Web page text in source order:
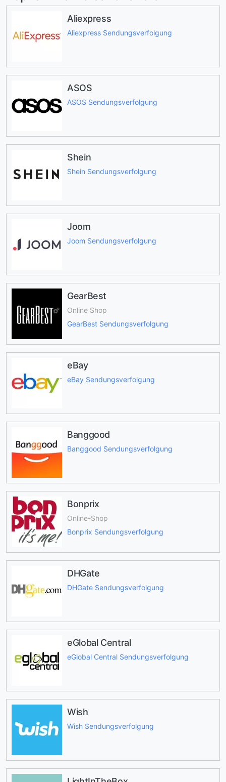
Aliexpress
Aliexpress Sendungsverfolgung
ASOS
ASOS Sendungsverfolgung
Shein
Shein Sendungsverfolgung
Joom
Joom Sendungsverfolgung
GearBest
Online Shop
GearBest Sendungsverfolgung
eBay
eBay Sendungsverfolgung
Banggood
Banggood Sendungsverfolgung
Bonprix
Online-Shop
Bonprix Sendungsverfolgung
DHGate
DHGate Sendungsverfolgung
eGlobal Central
eGlobal Central Sendungsverfolgung
Wish
Wish Sendungsverfolgung